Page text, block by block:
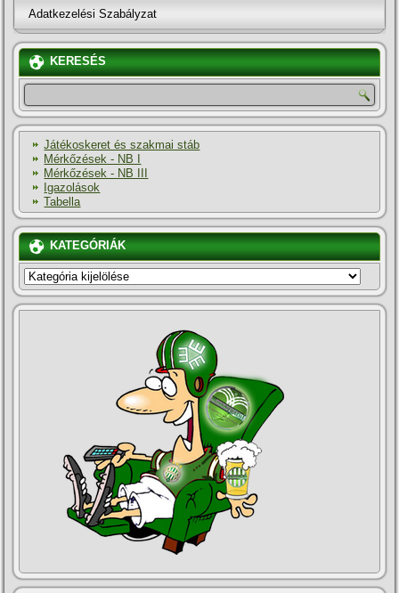
Adatkezelési Szabályzat
KERESÉS
Játékoskeret és szakmai stáb
Mérkőzések - NB I
Mérkőzések - NB III
Igazolások
Tabella
KATEGÓRIÁK
KATEGÓRIÁK